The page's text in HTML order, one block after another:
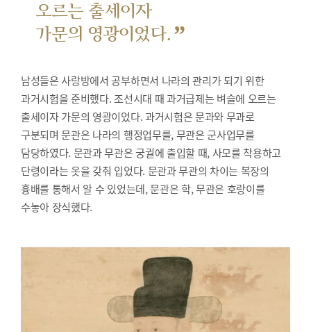
오르는 출세이자
가문의 영광이었다. ”
남성들은 사랑방에서 공부하면서 나라의 관리가 되기 위한
과거시험을 준비했다.조선시대 때 과거급제는 벼슬에 오르는
출세이자 가문의 영광이었다. 과거시험은 문과와 무과로
구분되며 문관은 나라의 행정업무를, 무관은 군사업무를
담당하였다. 문관과 무관은 궁궐에 출입할 때, 사모를 착용하고
단령이라는 옷을 갖춰 입었다. 문관과 무관의 차이는 복장의
흉배를 통해서 알 수 있었는데, 문관은 학, 무관은 호랑이를
수놓아 장식했다.